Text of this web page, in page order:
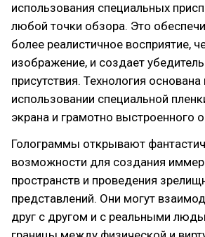
использования специальных
любой точки обзора. Это
более реалистичное восприятие,
изображение, и создает
присутствия. Технология основана
использовании специальной
экрана и грамотно выстроенного
Голограммы открывают
возможности для создания
пространств и проведения
представлений. Они могут
друг с другом и с реальными